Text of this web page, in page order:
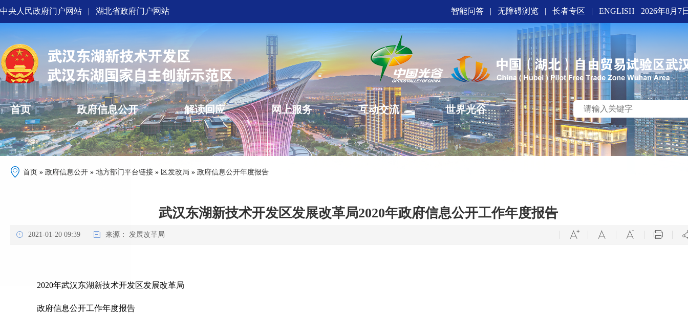
中央人民政府门户网站 | 湖北省政府门户网站 智能问答 | 无障碍浏览 | 长者专区 | ENGLISH 2026年8月7
首页 政府信息公开 解读回应 网上服务 互动交流 世界光谷
首页 » 政府信息公开 » 地方部门平台链接 » 区发改局 » 政府信息公开年度报告
武汉东湖新技术开发区发展改革局2020年政府信息公开工作年度报告
2021-01-20 09:39 来源： 发展改革局
2020年武汉东湖新技术开发区发展改革局
政府信息公开工作年度报告